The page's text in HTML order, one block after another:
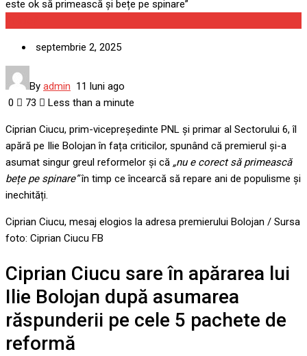
septembrie 2, 2025
By admin 11 luni ago
0
73 Less than a minute
Ciprian Ciucu, prim-vicepreședinte PNL și primar al Sectorului 6, îl
apără pe Ilie Bolojan în fața criticilor, spunând că premierul și-a
asumat singur greul reformelor și că „nu e corect să primească
bețe pe spinare”în timp ce încearcă să repare ani de populisme și
inechități.
Ciprian Ciucu, mesaj elogios la adresa premierului Bolojan / Sursa
foto: Ciprian Ciucu FB
Ciprian Ciucu sare în apărarea lui
Ilie Bolojan după asumarea
răspunderii pe cele 5 pachete de
reformă